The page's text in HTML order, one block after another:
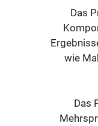
Das
wie
Das